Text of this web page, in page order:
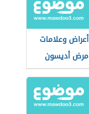
أعراض وعلامات
مرض أديسون